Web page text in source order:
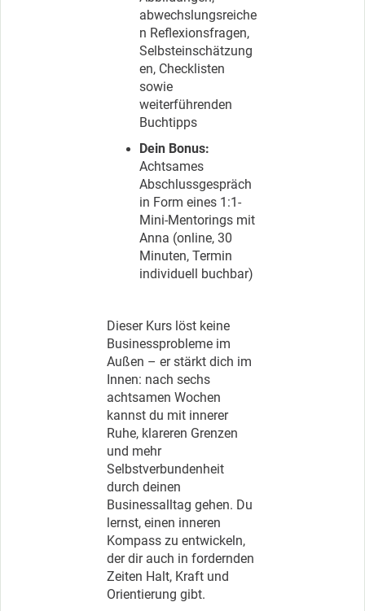
abwechslungsreiche
n Reflexionsfragen,
Selbsteinschätzung
en, Checklisten
sowie
weiterführenden
Buchtipps
Dein Bonus:
Achtsames
Abschlussgespräch
in Form eines 1:1-
Mini-Mentorings mit
Anna (online, 30
Minuten, Termin
individuell buchbar)
Dieser Kurs löst keine
Businessprobleme im
Außen – er stärkt dich im
Innen: nach sechs
achtsamen Wochen
kannst du mit innerer
Ruhe, klareren Grenzen
und mehr
Selbstverbundenheit
durch deinen
Businessalltag gehen. Du
lernst, einen inneren
Kompass zu entwickeln,
der dir auch in fordernden
Zeiten Halt, Kraft und
Orientierung gibt.